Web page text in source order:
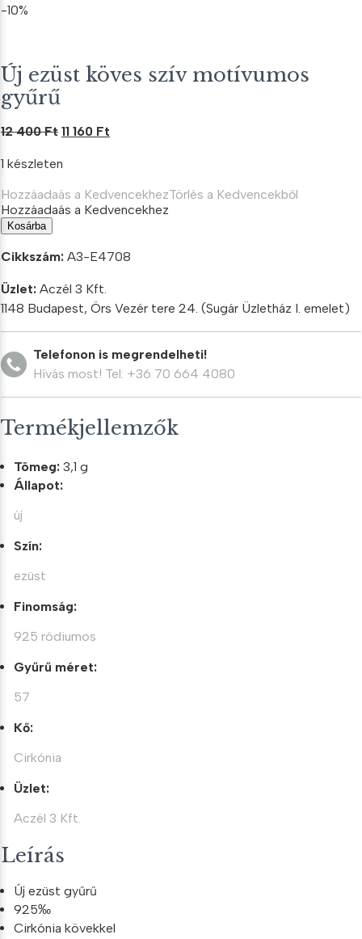
-10%
Új ezüst köves szív motívumos
gyűrű
12 400Ft Original
was:
12
400 Ft.
11 160 Ft
160 Ft.
1 készleten
Hozzáadaás a KedvencekhezTörlés a Kedvencekből
Hozzáadaás a Kedvencekhez
Új
ezüst
köves
motívumos
gyűrű
mennyiség
Kosárba
Cikkszám: A3-E4708
Üzlet: Aczél 3 Kft.
1148 Budapest, Örs Vezér tere 24. (Sugár Üzletház I. emelet)
Telefonon is megrendelheti!
Hívás most! Tel: +36 70 664 4080
Termékjellemzők
Tömeg: 3,1 g
Állapot:
új
Szín:
ezüst
Finomság:
925 ródiumos
Gyűrű méret:
57
Kő:
Cirkónia
Üzlet:
Aczél 3 Kft.
Leírás
Új ezüst gyűrű
925‰
Cirkónia kövekkel